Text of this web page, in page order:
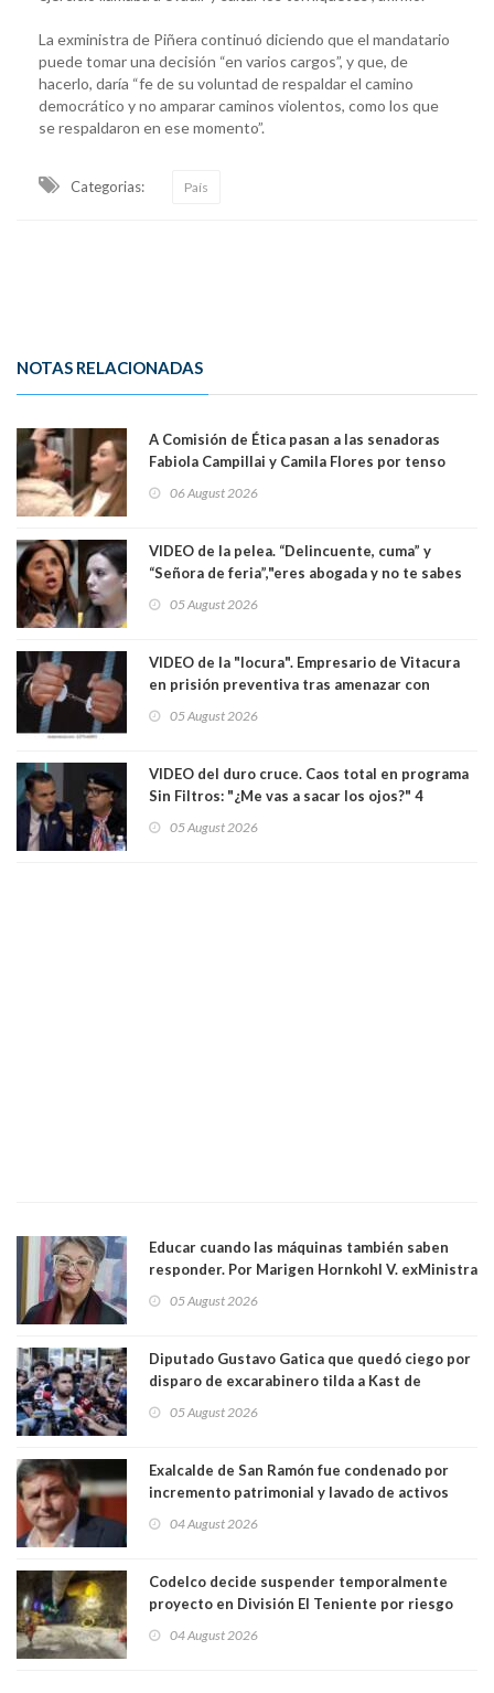
La exministra de Piñera continuó diciendo que el mandatario
puede tomar una decisión “en varios cargos”, y que, de
hacerlo, daría “fe de su voluntad de respaldar el camino
democrático y no amparar caminos violentos, como los que
se respaldaron en ese momento”.
Categorias: País
NOTAS RELACIONADAS
A Comisión de Ética pasan a las senadoras
Fabiola Campillai y Camila Flores por tenso
06 August 2026
VIDEO de la pelea. “Delincuente, cuma” y
“Señora de feria”,"eres abogada y no te sabes
senadoras Camila Flores y Fabiola Campillai en
05 August 2026
VIDEO de la "locura". Empresario de Vitacura
en prisión preventiva tras amenazar con
Los persiguió en potente camioneta
05 August 2026
VIDEO del duro cruce. Caos total en programa
Sin Filtros: "¿Me vas a sacar los ojos?" 4
excarabinero que dejó ciego a Gustavo Gatica:
05 August 2026
Educar cuando las máquinas también saben
responder. Por Marigen Hornkohl V. exMinistra
05 August 2026
Diputado Gustavo Gatica que quedó ciego por
disparo de excarabinero tilda a Kast de
absolución del exuniformado. Presidente DC
05 August 2026
Exalcalde de San Ramón fue condenado por
incremento patrimonial y lavado de activos
04 August 2026
Codelco decide suspender temporalmente
proyecto en División El Teniente por riesgo
04 August 2026